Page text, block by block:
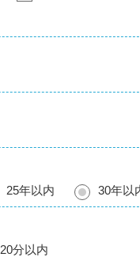
25年以内 30年以
20分以内